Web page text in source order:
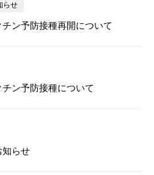
らせ
ン予防接種再開について
ン予防接種について
知らせ